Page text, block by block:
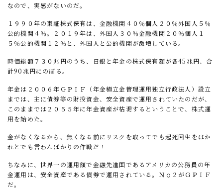
なので、実感がないのだ。
１９９０年の東証株式保有は、金融機関４０％個人２０％外国人５％
公的機関４％。２０１９年は、外国人３０％金融機関２０％個人１
５％公的機関１２％と、外国人と公的機関が激増している。
時価総額７３０兆円のうち、日銀と年金の株式保有額が各45 兆円、合
計90 兆円にのぼる。
年金は２００６年ＧＰＩＦ（年金積立金管理運用独立行政法人）設立
までは、主に債券等の財投資金、安全資産で運用されていたのだが、
このままでは２０５５年に年金資産が枯渇するということで、株式運
用を始めた。
金がなくなるから、無くなる前にリスクを取ってでも起死回生をはか
れとでも言わんばかりの作戦だ！
ちなみに、世界一の運用額で金融先進国であるアメリカの公務員の年
金運用は、安全資産である債券で運用されている。Ｎｏ２がＧＰＩＦ
だ。